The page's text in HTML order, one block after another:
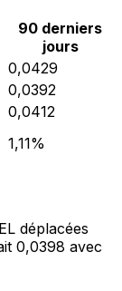
90 derniers
jours
0,0429
0,0392
0,0412
1,11%
déplacées
0,0398 avec